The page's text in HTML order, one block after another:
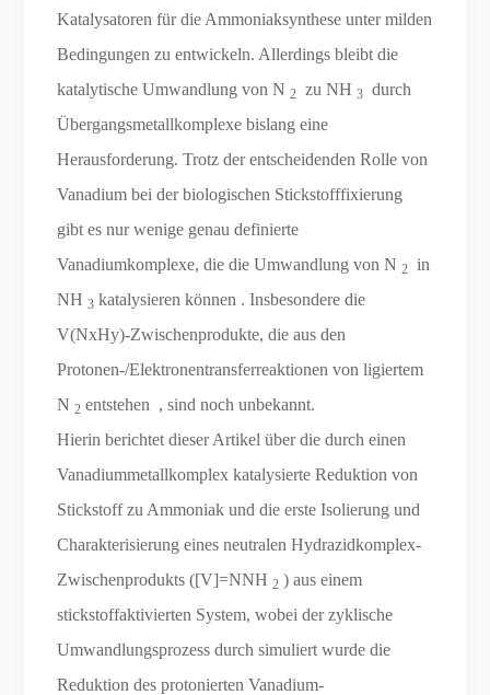
Katalysatoren für die Ammoniaksynthese unter milden
Bedingungen zu entwickeln. Allerdings bleibt die
katalytische Umwandlung von N2 zu NH3 durch
Übergangsmetallkomplexe bislang eine
Herausforderung. Trotz der entscheidenden Rolle von
Vanadium bei der biologischen Stickstofffixierung
gibt es nur wenige genau definierte
Vanadiumkomplexe, die die Umwandlung von N2 in
NH3 katalysieren können . Insbesondere die
V(NxHy)-Zwischenprodukte, die aus den
Protonen-/Elektronentransferreaktionen von ligiertem
N2 entstehen , sind noch unbekannt.
Hierin berichtet dieser Artikel über die durch einen
Vanadiummetallkomplex katalysierte Reduktion von
Stickstoff zu Ammoniak und die erste Isolierung und
Charakterisierung eines neutralen Hydrazidkomplex-
Zwischenprodukts ([V]=NNH2 ) aus einem
stickstoffaktivierten System, wobei der zyklische
Umwandlungsprozess durch simuliert wurde die
Reduktion des protonierten Vanadium-